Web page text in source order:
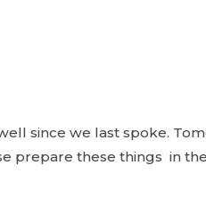
since we last spoke.
prepare these things in